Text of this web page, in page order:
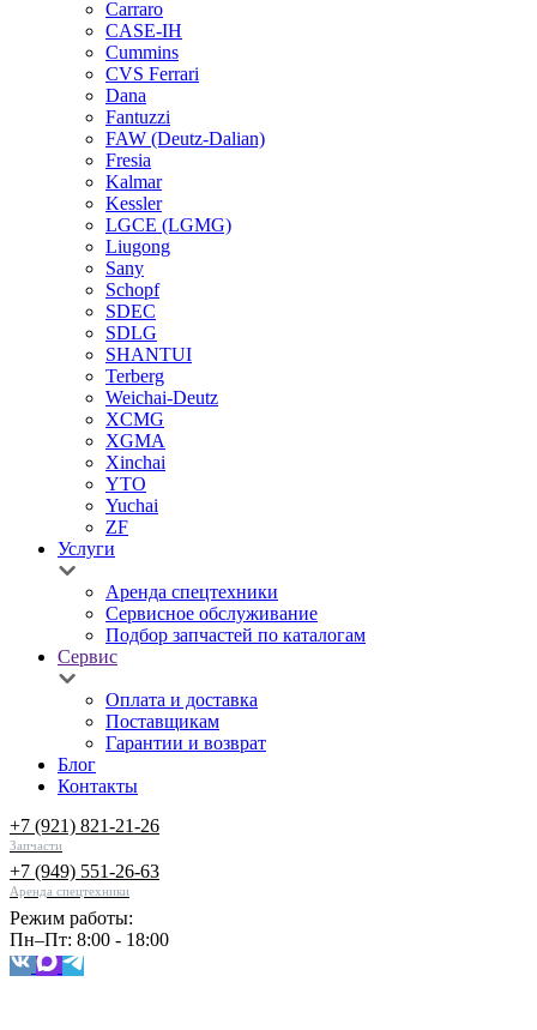
Carraro
CASE-IH
Cummins
CVS Ferrari
Dana
Fantuzzi
FAW (Deutz-Dalian)
Fresia
Kalmar
Kessler
LGCE (LGMG)
Liugong
Sany
Schopf
SDEC
SDLG
SHANTUI
Terberg
Weichai-Deutz
XCMG
XGMA
Xinchai
YTO
Yuchai
ZF
Услуги
Аренда спецтехники
Сервисное обслуживание
Подбор запчастей по каталогам
Сервис
Оплата и доставка
Поставщикам
Гарантии и возврат
Блог
Контакты
+7 (921) 821-21-26
Запчасти
+7 (949) 551-26-63
Аренда спецтехники
Режим работы:
Пн–Пт: 8:00 - 18:00